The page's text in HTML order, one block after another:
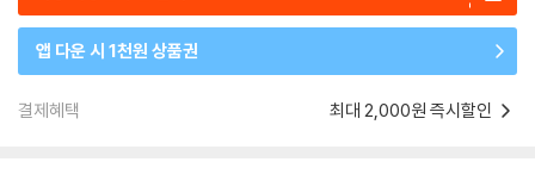
앱 다운 시 1천원 상품권
결제혜택 최대 2,000원 즉시할인